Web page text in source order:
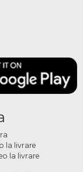
la livrare
la livrare